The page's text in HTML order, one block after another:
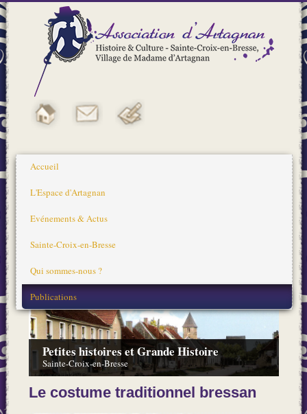
Accueil
L'Espace d'Artagnan
Evénements & Actus
Sainte-Croix-en-Bresse
Qui sommes-nous ?
Publications
Petites histoires et Grande Histoire
Sainte-Croix-en-Bresse
Le costume traditionnel bressan